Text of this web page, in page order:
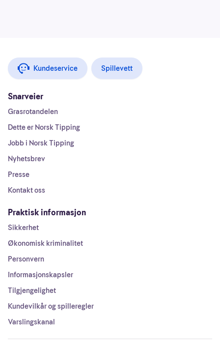
Kundeservice Spillevett
Snarveier
Grasrotandelen
Dette er Norsk Tipping
Jobb i Norsk Tipping
Nyhetsbrev
Presse
Kontakt oss
Praktisk informasjon
Sikkerhet
Økonomisk kriminalitet
Personvern
Informasjonskapsler
Tilgjengelighet
Kundevilkår og spilleregler
Varslingskanal